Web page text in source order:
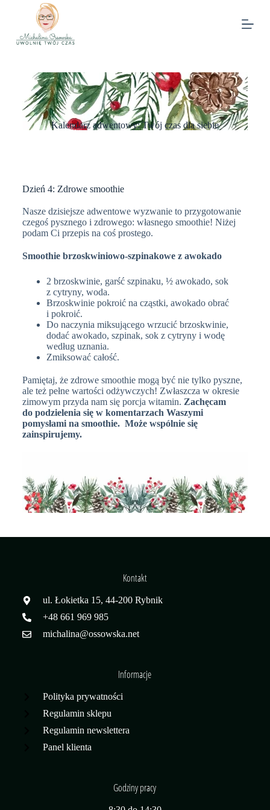
Kalendarz adwentowy: Twój czas dla siebie
Dzień 4: Zdrowe smoothie
Nasze dzisiejsze adwentowe wyzwanie to przygotowanie
czegoś pysznego i zdrowego: własnego smoothie! Niżej
podam Ci przepis na coś prostego.
Smoothie brzoskwiniowo-szpinakowe z awokado
2 brzoskwinie, garść szpinaku, ½ awokado, sok
z cytryny, woda.
Brzoskwinie pokroić na cząstki, awokado obrać
i pokroić.
Do naczynia miksującego wrzucić brzoskwinie,
dodać awokado, szpinak, sok z cytryny i wodę
według uznania.
Zmiksować całość.
Pamiętaj, że zdrowe smoothie mogą być nie tylko pyszne,
ale też pełne wartości odżywczych! Zwłaszcza w okresie
zimowym przyda nam się porcja witamin. Zachęcam
do podzielenia się w komentarzach Waszymi
pomysłami na smoothie. Może wspólnie się
zainspirujemy.
Kontakt
ul. Łokietka 15, 44-200 Rybnik
+48 661 969 985
michalina@ossowska.net
Informacje
Polityka prywatności
Regulamin sklepu
Regulamin newslettera
Panel klienta
Godziny pracy